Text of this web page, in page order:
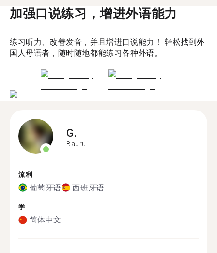
加强口说练习，增进外语能力
练习听力、改善发音，并且增进口说能力！ 轻松找到外
国人母语者，随时随地都能练习各种外语。
G.
Bauru
流利
葡萄牙语 西班牙语
学
简体中文